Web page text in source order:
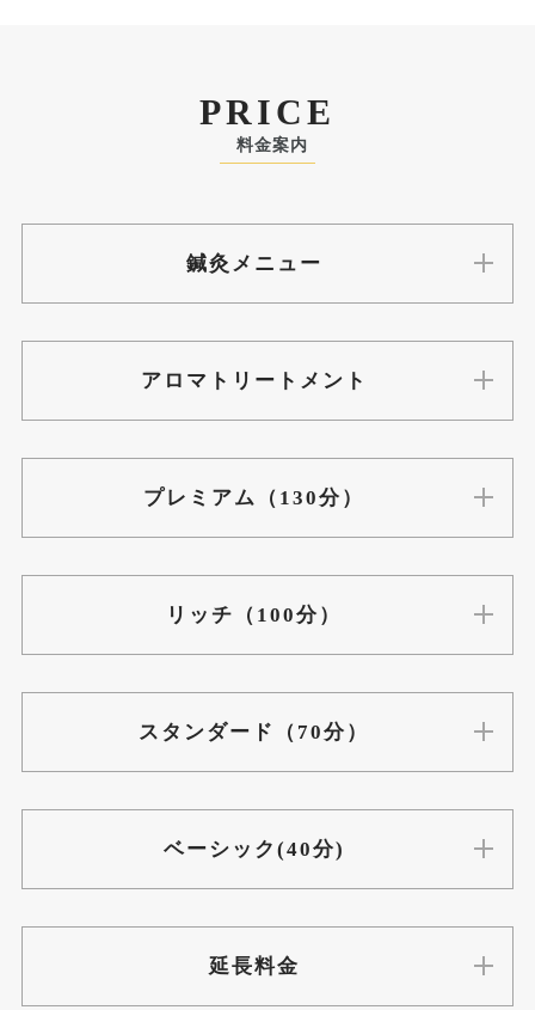
PRICE
料金案内
鍼灸メニュー
美容鍼+肩リンパ（50分） ¥8,000
自律神経調整鍼灸ほぐし（60分） ¥5,980
¥4,980
アロマトリートメント
全身リンパアロマトリートメント
（60分）
￥6,980
全身リンパアロマトリートメント
￥9,800
プレミアム（130分）
（+20分）2,200円でトリートメント受けれます（ハン
ドもしくはフット）
足つぼ ¥10,200
リッチ（100分）
（+20分）2,200円でトリートメント受けれます（ハン
ドもしくはフット）
足つぼ ¥8,200
スタンダード（70分）
¥6,200
¥5,300
ベーシック(40分)
¥4,200
延長料金